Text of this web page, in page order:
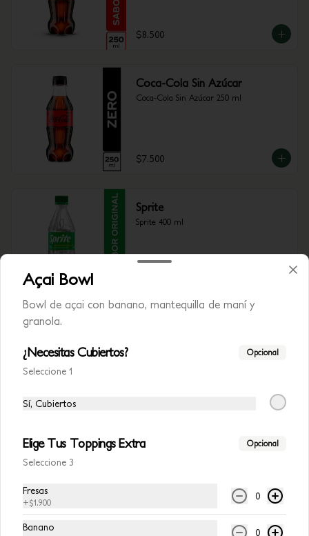
$8.500
Coca-Cola Sin Azúcar
Coca-Cola Sin Azúcar 250 ml
$7.500
Sprite
Sprite 400 ml
Conócenos
Zona de Delivery
Términos y Condiciones Avocalia
Contacto
Açai Bowl
Bowl de açai con banano, mantequilla de maní y
granola.
¿Necesitas Cubiertos? Opcional
Seleccione 1
Sí, Cubiertos
Elige Tus Toppings Extra Opcional
Seleccione 3
Fresas
+$1.900
0
Banano 0